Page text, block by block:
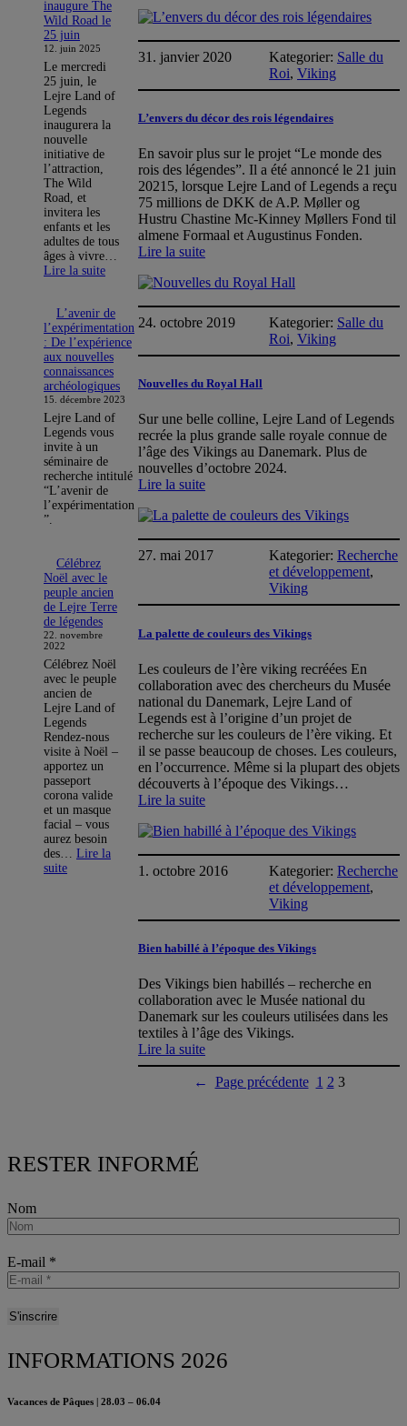
inaugure The
Wild Road le
25 juin
12. juin 2025
Le mercredi
25 juin, le
Lejre Land of
Legends
inaugurera la
nouvelle
initiative de
l’attraction,
The Wild
Road, et
invitera les
enfants et les
adultes de tous
âges à vivre…
Lire la suite:
of
Legends
inaugure
The
Wild
Road
le
25
juin
L’avenir de
l’expérimentation
: De l’expérience
aux nouvelles
connaissances
archéologiques
15. décembre 2023
Lejre Land of
Legends vous
invite à un
séminaire de
recherche intitulé
“L’avenir de
l’expérimentation
”.
Célébrez
Noël avec le
peuple ancien
de Lejre Terre
de légendes
22. novembre
2022
Célébrez Noël
avec le peuple
ancien de
Lejre Land of
Legends
Rendez-nous
visite à Noël –
apportez un
passeport
corona valide
et un masque
facial – vous
aurez besoin
des… Lire la
suite:
Kongehallen
le
17
31. janvier 2020 Kategorier: Salle du
Roi, Viking
L’envers du décor des rois légendaires
En savoir plus sur le projet “Le monde des
rois des légendes”. Il a été annoncé le 21 juin
20215, lorsque Lejre Land of Legends a reçu
75 millions de DKK de A.P. Møller og
Hustru Chastine Mc-Kinney Møllers Fond til
almene Formaal et Augustinus Fonden.
Lire la suite:
du
des
rois
24. octobre 2019 Kategorier: Salle du
Roi, Viking
Nouvelles du Royal Hall
Sur une belle colline, Lejre Land of Legends
recrée la plus grande salle royale connue de
l’âge des Vikings au Danemark. Plus de
nouvelles d’octobre 2024.
Lire la suite:
du
Hall
27. mai 2017 Kategorier: Recherche
et développement
Viking
La palette de couleurs des Vikings
Les couleurs de l’ère viking recréées En
collaboration avec des chercheurs du Musée
national du Danemark, Lejre Land of
Legends est à l’origine d’un projet de
recherche sur les couleurs de l’ère viking. Et
il se passe beaucoup de choses. Les couleurs,
en l’occurrence. Même si la plupart des objets
découverts à l’époque des Vikings…
Lire la suite:
palette
couleurs
des
1. octobre 2016 Kategorier: Recherche
et développement
Viking
Bien habillé à l’époque des Vikings
Des Vikings bien habillés – recherche en
collaboration avec le Musée national du
Danemark sur les couleurs utilisées dans les
textiles à l’âge des Vikings.
Lire la suite:
Bien
habillé
← Page précédente 1 2 3
RESTER INFORMÉ
Nom
E-mail *
INFORMATIONS 2026
Vacances de Pâques | 28.03 – 06.04